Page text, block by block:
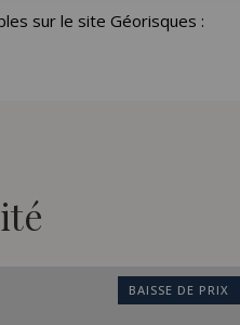
sur le site Géorisques :
BAISSE DE PRIX